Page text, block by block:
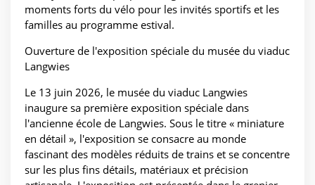
moments forts du vélo pour les invités sportifs et les
familles au programme estival.
Ouverture de l'exposition spéciale du musée du viaduc
Langwies
Le 13 juin 2026, le musée du viaduc Langwies
inaugure sa première exposition spéciale dans
l'ancienne école de Langwies. Sous le titre « miniature
en détail », l'exposition se consacre au monde
fascinant des modèles réduits de trains et se concentre
sur les plus fins détails, matériaux et précision